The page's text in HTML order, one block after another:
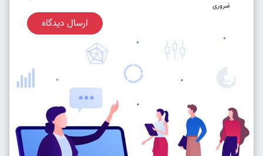
ضروری
ارسال دیدگاه